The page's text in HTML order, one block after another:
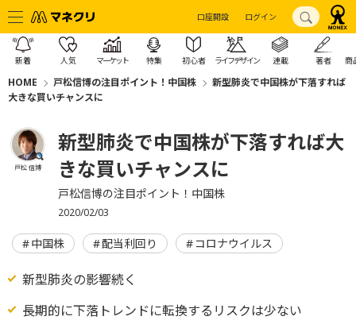
口座開設 ログイン
新着 人気 マーケット 特集 初心者 ライフデザイン 連載 著者 商
HOME 戸松信博の注目ポイント！中国株
新型肺炎で中国株が下落すれば
大きな買いチャンスに
戸松 信博
新型肺炎で中国株が下落すれば大
きな買いチャンスに
戸松信博の注目ポイント！中国株
2020/02/03
中国株 配当利回り コロナウイルス
新型肺炎の影響続く
長期的に下落トレンドに転換するリスクは少ない